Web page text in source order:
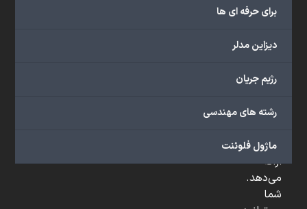
برای حرفه ای ها
دیزاین مدلر
رژیم جریان
رشته های مهندسی
ماژول فلوئنت
گسترده‌ای
با
دانشگاهی،
صنعتی
...
ارائه
می‌دهد.
شما